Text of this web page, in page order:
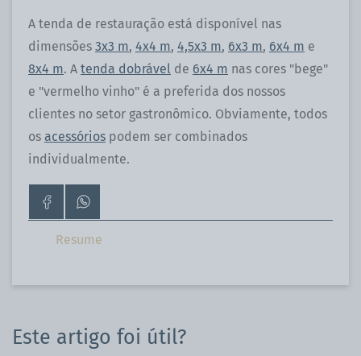
A tenda de restauração está disponível nas
dimensões 3x3 m, 4x4 m, 4,5x3 m, 6x3 m, 6x4 m e
8x4 m. A tenda dobrável de 6x4 m nas cores "bege"
e "vermelho vinho" é a preferida dos nossos
clientes no setor gastronômico. Obviamente, todos
os acessórios podem ser combinados
individualmente.
para
Facebook
Contacte-
nos
Resume
Este artigo foi útil?